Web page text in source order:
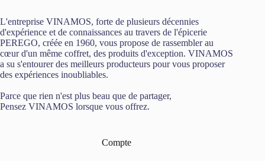
L'entreprise VINAMOS, forte de plusieurs décennies
d'expérience et de connaissances au travers de l'épicerie
PEREGO, créée en 1960, vous propose de rassembler au
cœur d'un même coffret, des produits d'exception. VINAMOS
a su s'entourer des meilleurs producteurs pour vous proposer
des expériences inoubliables.
Parce que rien n'est plus beau que de partager,
Pensez VINAMOS lorsque vous offrez.
Compte